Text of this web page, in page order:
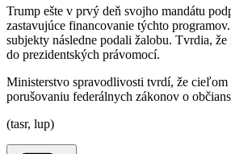
Trump ešte v prvý deň svojho mandátu
zastavujúce financovanie týchto
subjekty následne podali žalobu. Tvrdia, že
do prezidentských právomocí.
Ministerstvo spravodlivosti tvrdí, že
porušovaniu federálnych zákonov o
(tasr, lup)